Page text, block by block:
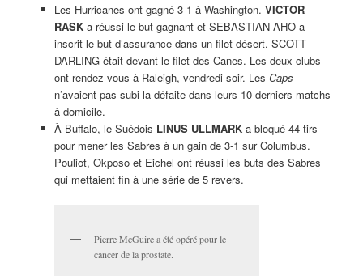
Les Hurricanes ont gagné 3-1 à Washington. VICTOR
RASKa réussi le but gagnant et SEBASTIAN AHO a
inscrit le but d’assurance dans un filet désert. SCOTT
DARLING était devant le filet des Canes. Les deux clubs
ont rendez-vous à Raleigh, vendredi soir. Les Caps
n’avaient pas subi la défaite dans leurs 10 derniers matchs
à domicile.
À Buffalo, le Suédois LINUS ULLMARKa bloqué 44 tirs
pour mener les Sabres à un gain de 3-1 sur Columbus.
Pouliot, Okposo et Eichel ont réussi les buts des Sabres
qui mettaient fin à une série de 5 revers.
Pierre McGuire a été opéré pour le
cancer de la prostate.